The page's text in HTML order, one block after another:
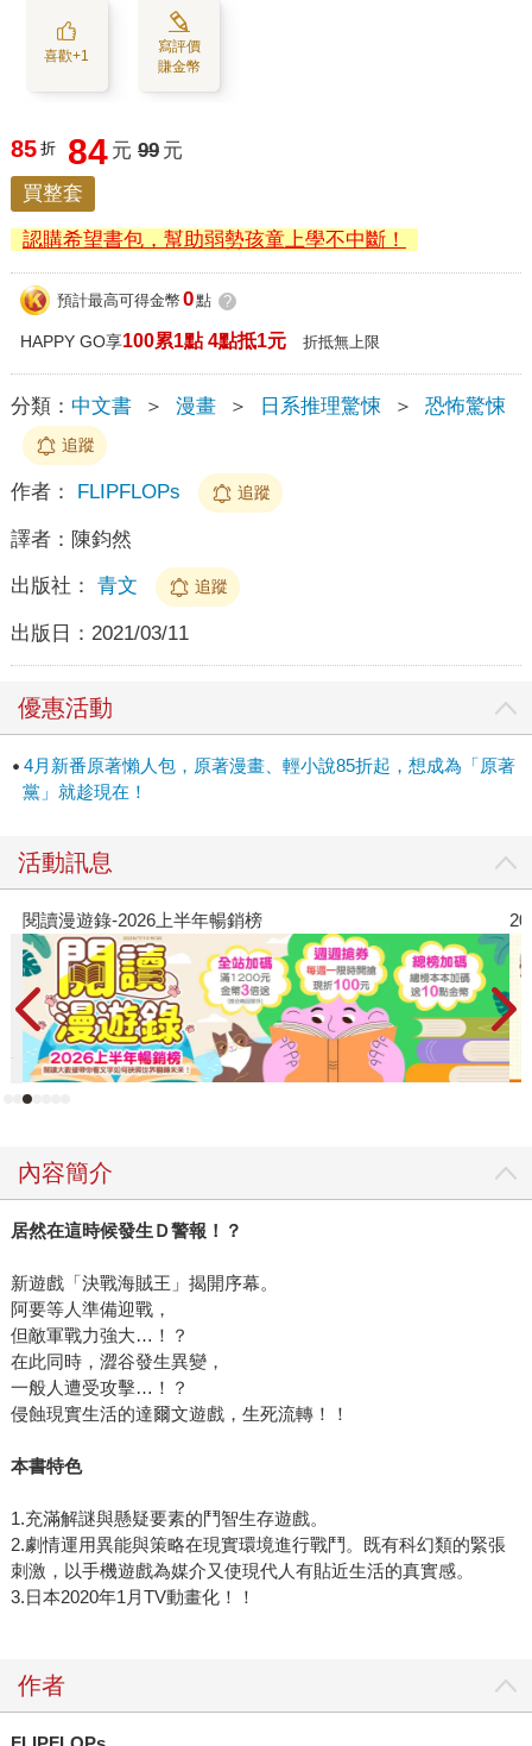
喜歡+1
寫評價
賺金幣
85 折 84 元 99 元
買整套
認購希望書包，幫助弱勢孩童上學不中斷！
預計最高可得金幣 0點 ?
HAPPY GO享100累1點 4點抵1元 折抵無上限
分類： 中文書 ＞ 漫畫 ＞ 日系推理驚悚 ＞ 恐怖驚悚
追蹤
作者： FLIPFLOPs 追蹤
譯者： 陳鈞然
出版社： 青文 追蹤
出版日： 2021/03/11
優惠活動
4月新番原著懶人包，原著漫畫、輕小說85折起，想成為「原著
黨」就趁現在！
活動訊息
閱讀漫遊錄-2026上半年暢銷榜
內容簡介
居然在這時候發生Ｄ警報！？
新遊戲「決戰海賊王」揭開序幕。
阿要等人準備迎戰，
但敵軍戰力強大…！？
在此同時，澀谷發生異變，
一般人遭受攻擊…！？
侵蝕現實生活的達爾文遊戲，生死流轉！！
本書特色
1.充滿解謎與懸疑要素的鬥智生存遊戲。
2.劇情運用異能與策略在現實環境進行戰鬥。既有科幻類的緊張
刺激，以手機遊戲為媒介又使現代人有貼近生活的真實感。
3.日本2020年1月TV動畫化！！
作者